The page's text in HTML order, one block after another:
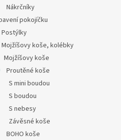
Nákrčníky
pokojíčku
Postýlky
Mojžíšovy koše, kolébky
Mojžíšovy koše
Proutěné koše
S mini boudou
S boudou
S nebesy
Závěsné koše
BOHO koše